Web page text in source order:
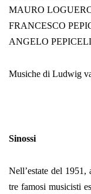
MAURO
FRANCESCO
ANGELO
Musiche di Ludwig
Sinossi
Nell’estate del 1951,
tre famosi musicisti